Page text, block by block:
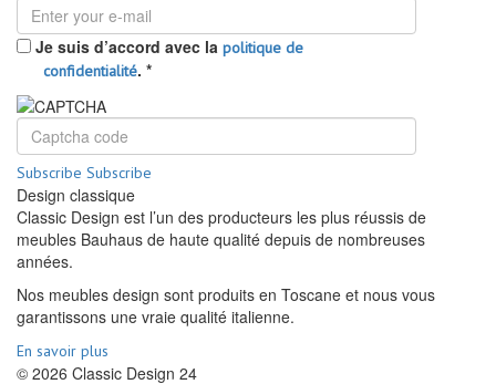
Je suis d’accord avec la politique de
confidentialité. *
Subscribe Subscribe
Design classique
Classic Design est l’un des producteurs les plus réussis de
meubles Bauhaus de haute qualité depuis de nombreuses
années.
Nos meubles design sont produits en Toscane et nous vous
garantissons une vraie qualité italienne.
En savoir plus
© 2026 Classic Design 24